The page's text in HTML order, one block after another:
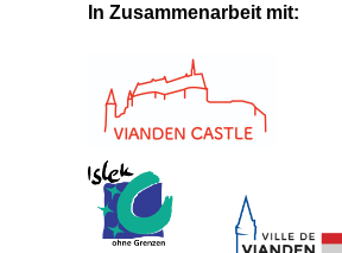
In Zusammenarbeit mit: